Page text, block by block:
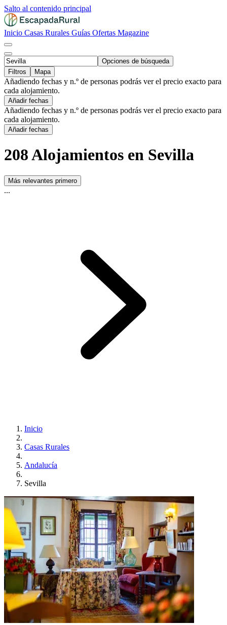
Salto al contenido principal
Inicio Casas Rurales Guías Ofertas Magazine
Opciones de búsqueda
Filtros
Mapa
Añadiendo fechas y n.º de personas podrás ver el precio exacto para
cada alojamiento.
Añadir fechas
Añadiendo fechas y n.º de personas podrás ver el precio exacto para
cada alojamiento.
Añadir fechas
208 Alojamientos en Sevilla
Más relevantes primero
...
Inicio
Casas Rurales
Andalucía
Sevilla